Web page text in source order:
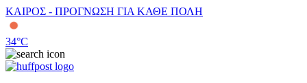
ΚΑΙΡΟΣ - ΠΡΟΓΝΩΣΗ ΓΙΑ ΚΑΘΕ ΠΟΛΗ
34°C